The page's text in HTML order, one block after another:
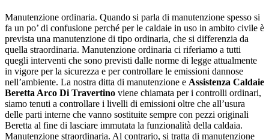
Manutenzione ordinaria. Quando si parla di manutenzione spesso si
fa un po’ di confusione perché per le caldaie in uso in ambito civile è
prevista una manutenzione di tipo ordinaria, che si differenzia da
quella straordinaria. Manutenzione ordinaria ci riferiamo a tutti
quegli interventi che sono previsti dalle norme di legge attualmente
in vigore per la sicurezza e per controllare le emissioni dannose
nell’ambiente. La nostra ditta di manutenzione e Assistenza Caldaie
Beretta Arco Di Travertino viene chiamata per i controlli ordinari,
siamo tenuti a controllare i livelli di emissioni oltre che all’usura
delle parti interne che vanno sostituite sempre con pezzi originali
Beretta al fine di lasciare immutata la funzionalità della caldaia.
Manutenzione straordinaria. Al contrario, si tratta di manutenzione